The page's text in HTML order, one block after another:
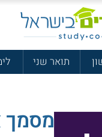
תואר שני
מסמך